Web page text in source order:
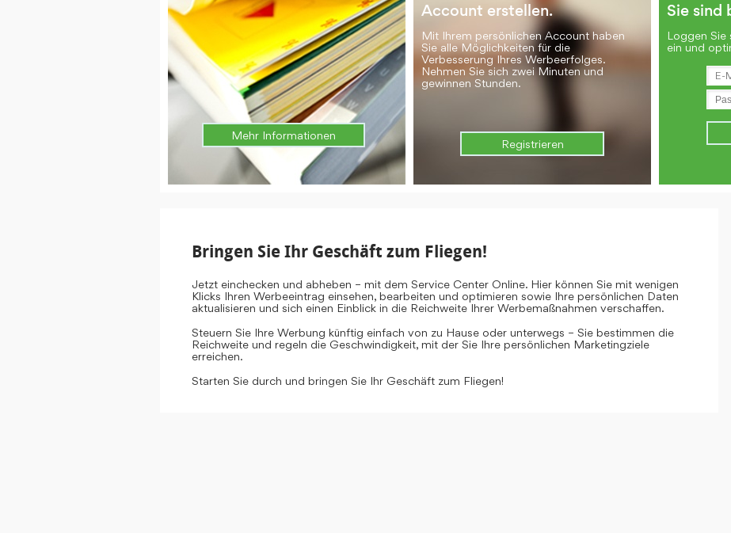
Mehr Informationen
Account erstellen.
Mit Ihrem persönlichen Account haben
Sie alle Möglichkeiten für die
Verbesserung Ihres Werbeerfolges.
Nehmen Sie sich zwei Minuten und
gewinnen Stunden.
Registrieren
Sie sind
Loggen Sie
ein und
Bringen Sie Ihr Geschäft zum Fliegen!
Jetzt einchecken und abheben – mit dem Service Center Online. Hier können Sie mit wenigen
Klicks Ihren Werbeeintrag einsehen, bearbeiten und optimieren sowie Ihre persönlichen Daten
aktualisieren und sich einen Einblick in die Reichweite Ihrer Werbemaßnahmen verschaffen.
Steuern Sie Ihre Werbung künftig einfach von zu Hause oder unterwegs – Sie bestimmen die
Reichweite und regeln die Geschwindigkeit, mit der Sie Ihre persönlichen Marketingziele
erreichen.
Starten Sie durch und bringen Sie Ihr Geschäft zum Fliegen!